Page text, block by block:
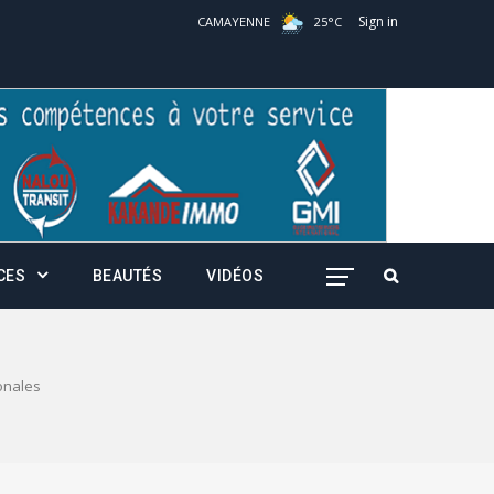
CAMAYENNE 25°C Sign in
BEAUTÉS VIDÉOS